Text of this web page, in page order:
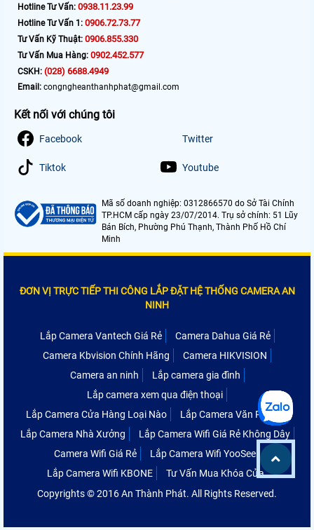
Hotline Tư Vấn: 0938.11.23.99
Hotline Tư Vấn 1: 0906.72.73.77
Tư Vấn Kỹ Thuật: 0906.855.330
Tư Vấn Mua Hàng: 0902.452.577
CSKH: (028) 6688.4949
Email: congngheanthanhphat@gmail.com
Kết nối với chúng tôi
Facebook Twitter
Tiktok Youtube
Mã số doanh nghiệp: 0312866570 do Sở Tài Chính
TP.HCM cấp ngày 23/07/2014. Trụ sở chính: 51 Lũy
Bán Bích, Phường Phú Thạnh, Thành Phố Hồ Chí
Minh
ĐƠN VỊ TRỰC TIẾP THI CÔNG LẮP ĐẶT HỆ THỐNG CAMERA AN
NINH
Lắp Camera Vantech Giá Rẻ
Camera Dahua Giá Rẻ
Camera Kbvision Chính Hãng
Camera HIKVISION
Camera an ninh
Lắp camera gia đình
Lắp camera xem qua điện thoại
Lắp Camera Cửa Hàng Loại Nào
Lắp Camera Văn Phòng
Lắp Camera Nhà Xưởng
Lắp Camera Wifi Giá Rẻ Không Dây
Camera Wifi Giá Rẻ
Lắp Camera Wifi YooSee
Lắp Camera Wifi KBONE
Tư Vấn Mua Khóa Cửa
Copyrights © 2016 An Thành Phát. All Rights Reserved.